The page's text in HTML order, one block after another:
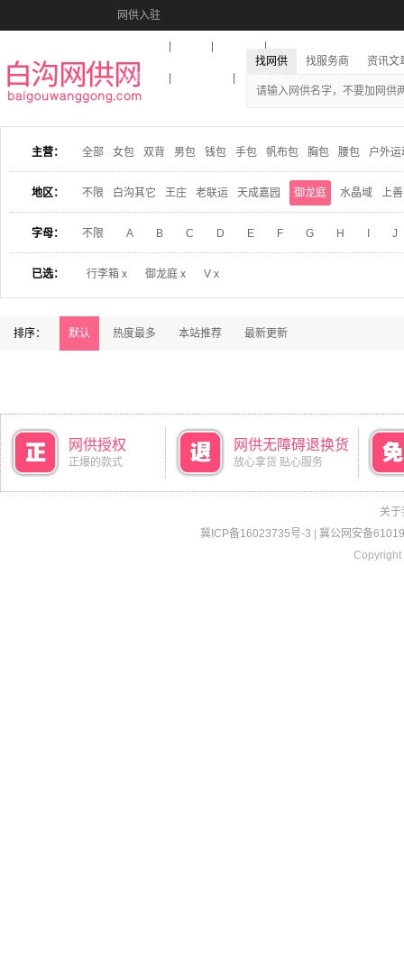
网供入驻
收藏本站
找网供 找服务商 资讯文
主营： 全部 女包 双背 男包 钱包 手包 帆布包 胸包 腰包 户外运
地区： 不限 白沟其它 王庄 老联运 天成嘉园 御龙庭 水晶域 上
字母： 不限 A B C D E F G H J
已选： 行李箱 x 御龙庭 x V x
排序： 默认 热度最多 本站推荐 最新更新
网供授权
正爆的款式
网供无障碍退换货
放心拿货 贴心服务
关于
冀ICP备16023735号-3
冀公网安备